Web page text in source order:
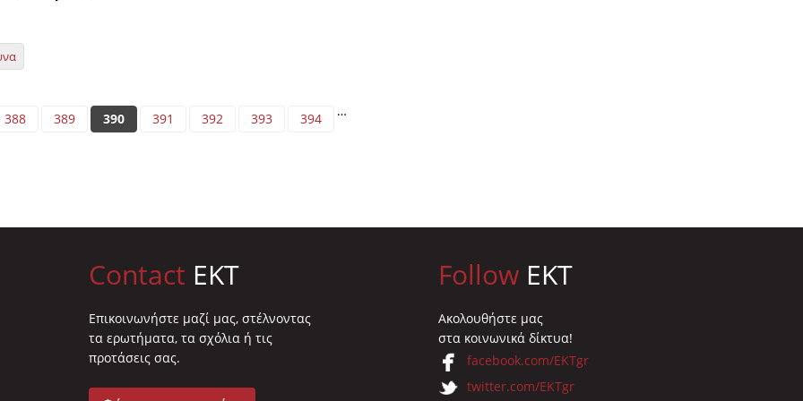
388 389 390 391 392 393 394 …
Contact EKT
Επικοινωνήστε μαζί μας, στέλνοντας
τα ερωτήματα, τα σχόλια ή τις
προτάσεις σας.
Follow EKT
Ακολουθήστε μας
στα κοινωνικά δίκτυα!
facebook.com/EKTgr
twitter.com/EKTgr